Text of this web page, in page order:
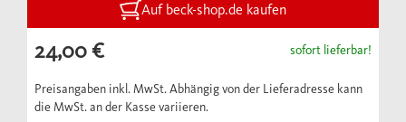
Auf beck-shop.de kaufen
24,00 € sofort lieferbar!
Preisangaben inkl. MwSt. Abhängig von der Lieferadresse kann
die MwSt. an der Kasse variieren.